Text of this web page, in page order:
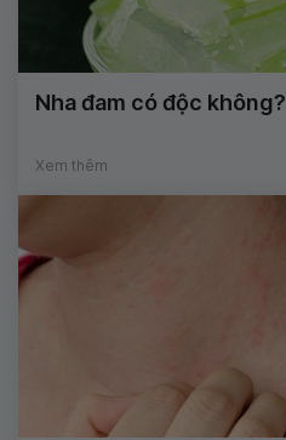
Nha đam có độc không?
Xem thêm